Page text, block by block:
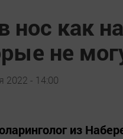
нос как
не
2022 - 14:00
из